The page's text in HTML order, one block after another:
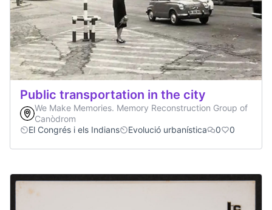
Public transportation in the city
We Make Memories. Memory Reconstruction Group of
Canòdrom
El Congrés i els Indians
Evolució urbanística 0 0